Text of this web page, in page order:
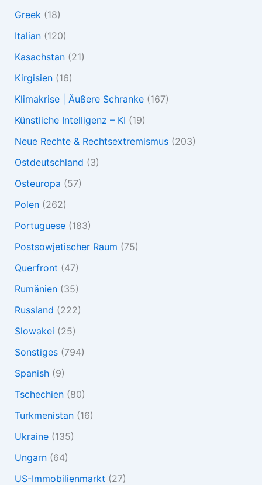
Greek (18)
Italian(120)
Kasachstan(21)
Kirgisien(16)
Klimakrise | Äußere Schranke(167)
Künstliche Intelligenz – KI (19)
Neue Rechte & Rechtsextremismus(203)
Ostdeutschland (3)
Osteuropa (57)
Polen(262)
Portuguese(183)
Postsowjetischer Raum (75)
Querfront (47)
Rumänien(35)
Russland (222)
Slowakei (25)
Sonstiges(794)
Spanish(9)
Tschechien(80)
Turkmenistan(16)
Ukraine(135)
Ungarn(64)
US-Immobilienmarkt (27)